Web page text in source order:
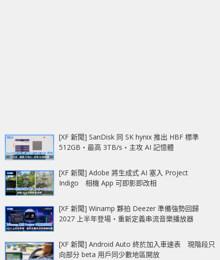
[XF 新聞] SanDisk 同 SK hynix 推出 HBF 標準
512GB‧最高 3TB/s‧主攻 AI 記憶體
[XF 新聞] Adobe 將生成式 AI 塞入 Project
Indigo 相機 App 可即影即改相
[XF 新聞] Winamp 夥拍 Deezer 準備強勢回歸
2027 上半年登場‧重新定義串流音樂播放器
[XF 新聞] Android Auto 終於加入車速表 現階段只
向部分 beta 用戶同少數地區開放